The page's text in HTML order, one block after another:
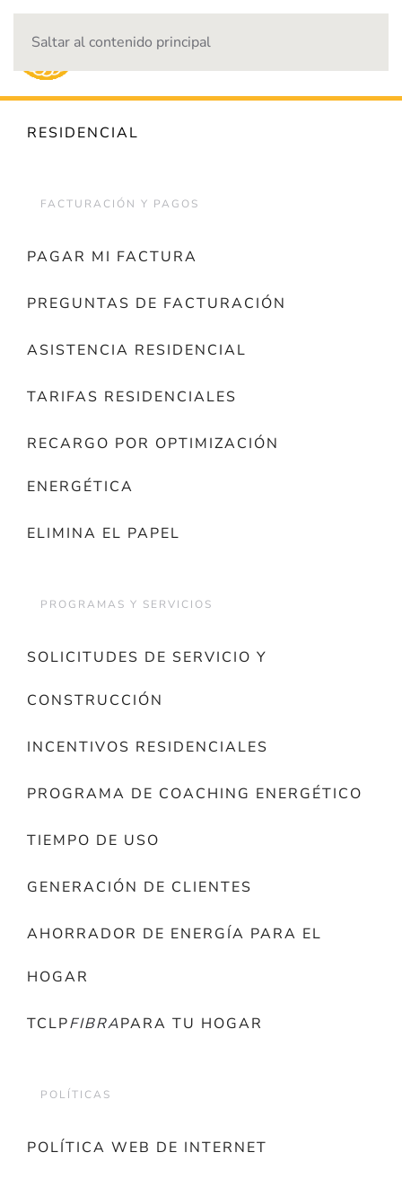
Saltar al contenido principal
RESIDENCIAL
FACTURACIÓN Y PAGOS
PAGAR MI FACTURA
PREGUNTAS DE FACTURACIÓN
ASISTENCIA RESIDENCIAL
TARIFAS RESIDENCIALES
RECARGO POR OPTIMIZACIÓN
ENERGÉTICA
ELIMINA EL PAPEL
PROGRAMAS Y SERVICIOS
SOLICITUDES DE SERVICIO Y
CONSTRUCCIÓN
INCENTIVOS RESIDENCIALES
PROGRAMA DE COACHING ENERGÉTICO
TIEMPO DE USO
GENERACIÓN DE CLIENTES
AHORRADOR DE ENERGÍA PARA EL
HOGAR
TCLPFIBRAPARA TU HOGAR
POLÍTICAS
POLÍTICA WEB DE INTERNET